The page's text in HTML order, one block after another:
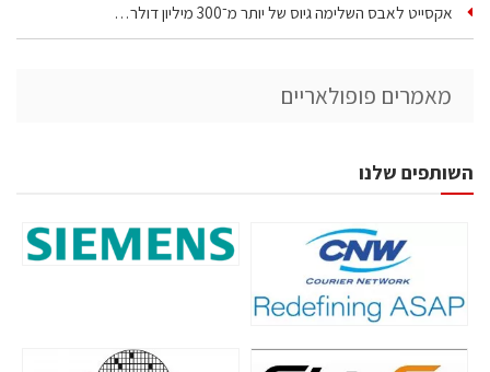
אקסייט לאבס השלימה גיוס של יותר מ־300 מיליון דולר…
מאמרים פופולאריים
השותפים שלנו